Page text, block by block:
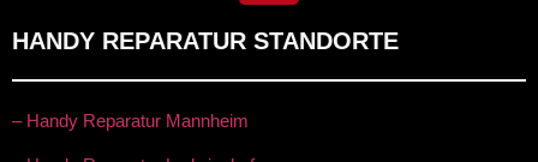
HANDY REPARATUR STANDORTE
– Handy Reparatur Mannheim